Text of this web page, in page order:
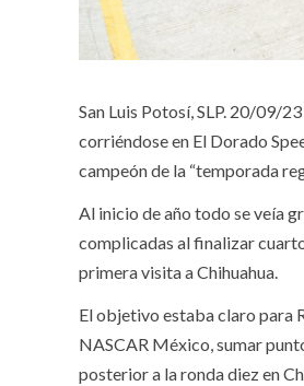
San Luis Potosí, SLP. 20/09/23
corriéndose en El Dorado
campeón de la “temporada
Al inicio de año todo se veía
complicadas al finalizar
primera visita a Chihuahua.
El objetivo estaba claro para
NASCAR México, sumar
posterior a la ronda diez en